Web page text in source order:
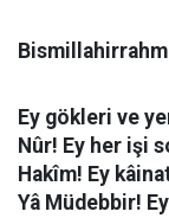
Ey gökleri ve
Nûr! Ey her işi
Hakîm! Ey
Yâ Müdebbir!